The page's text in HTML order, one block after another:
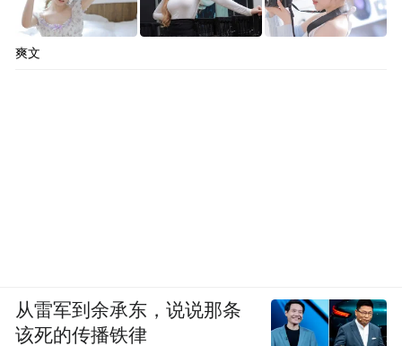
爽文
从雷军到余承东，说说那条
该死的传播铁律